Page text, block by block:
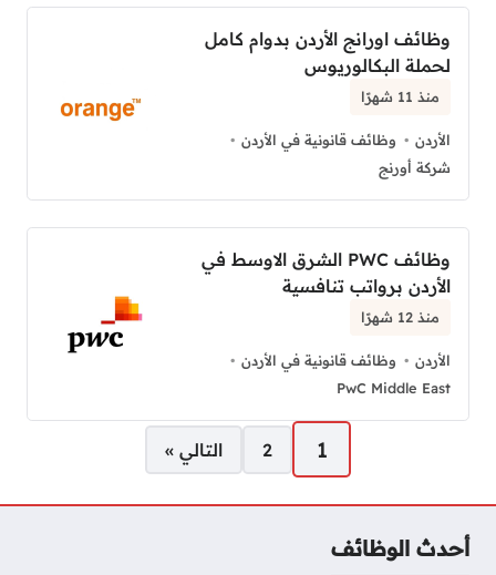
وظائف اورانج الأردن بدوام كامل
لحملة البكالوريوس
منذ 11 شهرًا
الأردن
وظائف قانونية في الأردن
شركة أورنج
وظائف PWC الشرق الاوسط في
الأردن برواتب تنافسية
منذ 12 شهرًا
الأردن
وظائف قانونية في الأردن
PwC Middle East
1
2 التالي »
أحدث الوظائف